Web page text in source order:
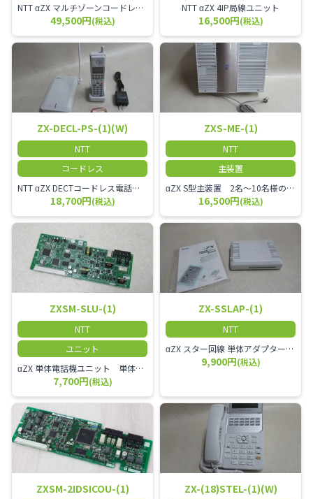
NTT αZX マルチゾーンコードレススター増設アンテナ
49,500円(税込)
NTT αZX 4IP局線ユニット
16,500円(税込)
ZX-DECL-PS-(1)(W)
NTT
コードレス
NTT αZX DECTコードレス電話機 電波方式がDECTで、 防水機能（IPX4:あらゆる方向からの水の飛まつを受けても有害な影響を受けない。)を備えた 接続装置と子機の一対シングルゾーンコードレスです。
18,700円(税込)
ZXS-ME-(1)
NTT
主装置
αZX S型主装置 2名～10名様のオフィスに適しております。
16,500円(税込)
ZXSM-SLU-(1)
NTT
ユニット
αZX 単体電話機ユニット 単体電話機、複合機、ドアホン等、 2台分収容可能にするユニット
7,700円(税込)
ZX-SSLAP-(1)
NTT
αZX スター回線 単体アダプター 受付電話機、ドアホン、FAX等を1台収容できる装置です。
9,900円(税込)
ZXSM-2IDSICOU-(1) ZX-(18)STEL-(1)(W)